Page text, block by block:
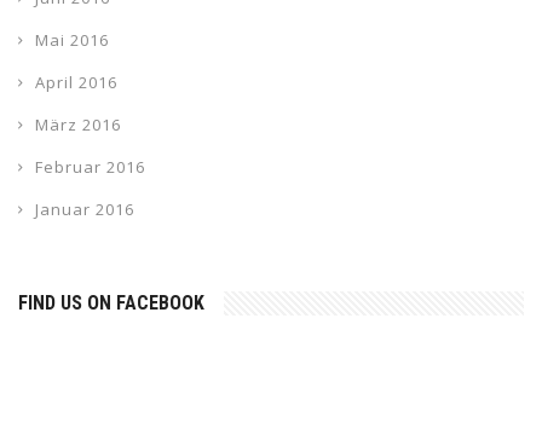
Mai 2016
April 2016
März 2016
Februar 2016
Januar 2016
FIND US ON FACEBOOK